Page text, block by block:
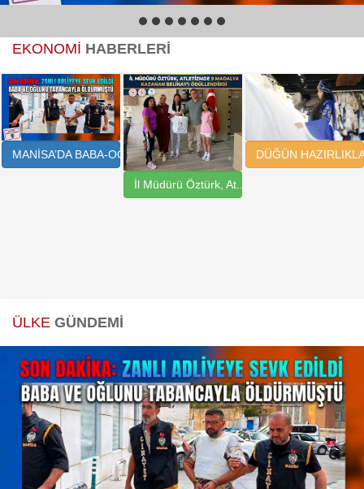
1 2 3 4 5 6 7
EKONOMİ HABERLERİ
MANİSA’DA BABA-OĞUL ..
İl Müdürü Öztürk, At..
DÜĞÜN
ÜLKE GÜNDEMİ